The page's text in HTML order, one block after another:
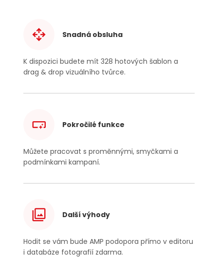
Snadná obsluha
K dispozici budete mít 328 hotových šablon a
drag & drop vizuálního tvůrce.
Pokročilé funkce
Můžete pracovat s proměnnými, smyčkami a
podmínkami kampaní.
Další výhody
Hodit se vám bude AMP podopora přímo v editoru
i databáze fotografií zdarma.